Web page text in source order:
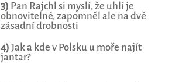
3) Pan Rajchl si myslí, že uhlí je
obnovitelné, zapomněl ale na dvě
zásadní drobnosti
4) Jak a kde v Polsku u moře najít
jantar?